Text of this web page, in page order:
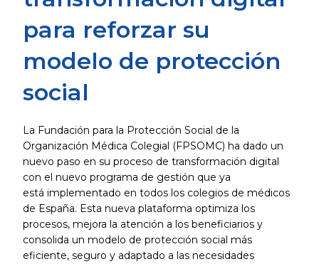
para reforzar su
modelo de protección
social
La Fundación para la Protección Social de la
Organización Médica Colegial (FPSOMC) ha dado un
nuevo paso en su proceso de transformación digital
con el nuevo programa de gestión que ya
está implementado en todos los colegios de médicos
de España. Esta nueva plataforma optimiza los
procesos, mejora la atención a los beneficiarios y
consolida un modelo de protección social más
eficiente, seguro y adaptado a las necesidades